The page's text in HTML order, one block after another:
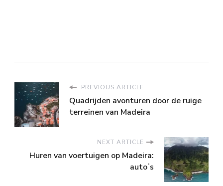
PREVIOUS ARTICLE
Quadrijden avonturen door de ruige
terreinen van Madeira
NEXT ARTICLE
Huren van voertuigen op Madeira:
autoʼs